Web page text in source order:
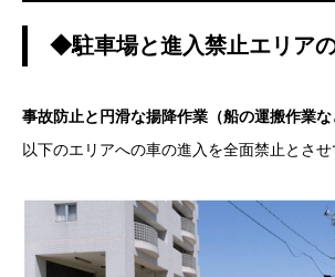
◆駐車場と進入禁止エリア
事故防止と円滑な揚降作業（船の運搬作業な
以下のエリアへの車の進入を全面禁止とさせ